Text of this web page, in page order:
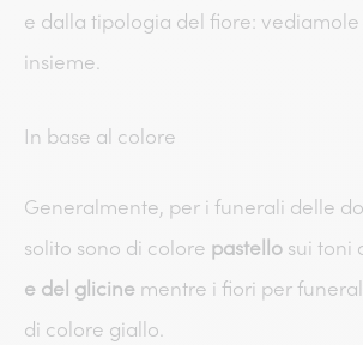
e dalla tipologia del fiore:
insieme.
In base al colore
Generalmente, per i funerali delle
solito sono di colore pastello sui toni
e del glicine mentre i fiori per
di colore giallo.